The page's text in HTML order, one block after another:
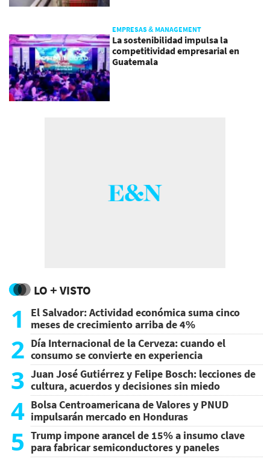
EMPRESAS & MANAGEMENT
La sostenibilidad impulsa la
competitividad empresarial en
Guatemala
LO + VISTO
1
El Salvador: Actividad económica suma cinco
meses de crecimiento arriba de 4%
2 Día Internacional de la Cerveza: cuando el
consumo se convierte en experiencia
3 Juan José Gutiérrez y Felipe Bosch: lecciones de
cultura, acuerdos y decisiones sin miedo
4 Bolsa Centroamericana de Valores y PNUD
impulsarán mercado en Honduras
5 Trump impone arancel de 15% a insumo clave
para fabricar semiconductores y paneles